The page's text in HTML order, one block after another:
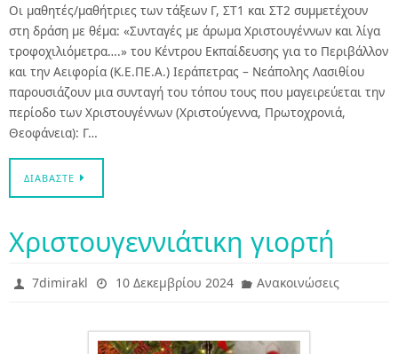
Οι μαθητές/μαθήτριες των τάξεων Γ, ΣΤ1 και ΣΤ2 συμμετέχουν
στη δράση με θέμα: «Συνταγές με άρωμα Χριστουγέννων και λίγα
τροφοχιλιόμετρα….» του Κέντρου Εκπαίδευσης για το Περιβάλλον
και την Αειφορία (Κ.Ε.ΠΕ.Α.) Ιεράπετρας – Νεάπολης Λασιθίου
παρουσιάζουν μια συνταγή του τόπου τους που μαγειρεύεται την
περίοδο των Χριστουγέννων (Χριστούγεννα, Πρωτοχρονιά,
Θεοφάνεια): Γ…
ΔΙΑΒΆΣΤΕ
Χριστουγεννιάτικη γιορτή
7dimirakl 10 Δεκεμβρίου 2024 Ανακοινώσεις